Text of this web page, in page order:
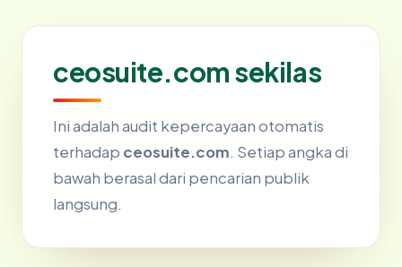
ceosuite.com sekilas
Ini adalah audit kepercayaan otomatis
terhadap ceosuite.com. Setiap angka di
bawah berasal dari pencarian publik
langsung.